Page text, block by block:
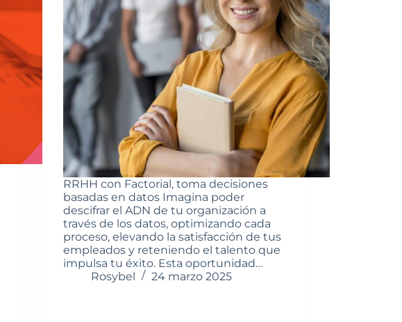
RRHH con Factorial, toma decisiones
basadas en datos Imagina poder
descifrar el ADN de tu organización a
través de los datos, optimizando cada
proceso, elevando la satisfacción de tus
empleados y reteniendo el talento que
impulsa tu éxito. Esta oportunidad…
Rosybel
24 marzo 2025